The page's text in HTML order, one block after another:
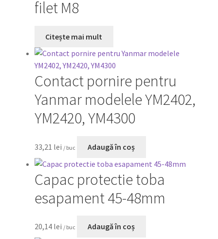
filet M8
Citește mai mult
Contact pornire pentru
Yanmar modelele YM2402,
YM2420, YM4300
33,21 lei / buc Adaugă în coș
Capac protectie toba
esapament 45-48mm
20,14 lei / buc Adaugă în coș